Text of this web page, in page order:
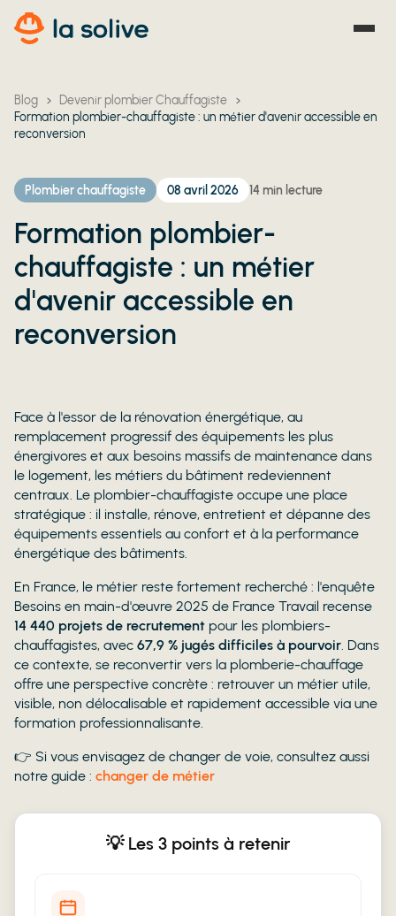
Blog
Devenir plombier Chauffagiste
Formation plombier-chauffagiste : un métier d'avenir accessible en
reconversion
Plombier chauffagiste 08 avril 2026 14 min lecture
Formation plombier-
chauffagiste : un métier
d'avenir accessible en
reconversion
Face à l'essor de la rénovation énergétique, au
remplacement progressif des équipements les plus
énergivores et aux besoins massifs de maintenance dans
le logement, les métiers du bâtiment redeviennent
centraux. Le plombier-chauffagiste occupe une place
stratégique : il installe, rénove, entretient et dépanne des
équipements essentiels au confort et à la performance
énergétique des bâtiments.
En France, le métier reste fortement recherché : l'enquête
Besoins en main-d'œuvre 2025 de France Travail recense
14 440 projets de recrutement pour les plombiers-
chauffagistes, avec 67,9 % jugés difficiles à pourvoir. Dans
ce contexte, se reconvertir vers la plomberie-chauffage
offre une perspective concrète : retrouver un métier utile,
visible, non délocalisable et rapidement accessible via une
formation professionnalisante.
👉 Si vous envisagez de changer de voie, consultez aussi
notre guide : changer de métier
💡 Les 3 points à retenir